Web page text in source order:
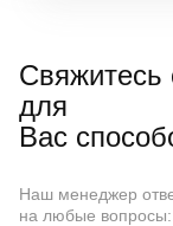
для
Вас
Наш менеджер
на любые вопросы: